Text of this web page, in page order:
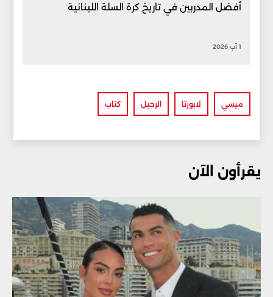
أفضل المدربين في تاريخ كرة السلة اللبنانية
1 آب 2026
ميسي لابورتا الرحيل كتاب
يقرأون الآن